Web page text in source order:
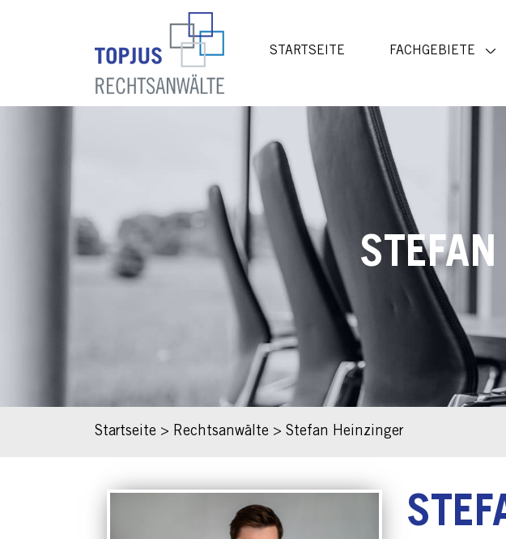
STARTSEITE FACHGEBIETE
Startseite > Rechtsanwälte > Stefan Heinzinger